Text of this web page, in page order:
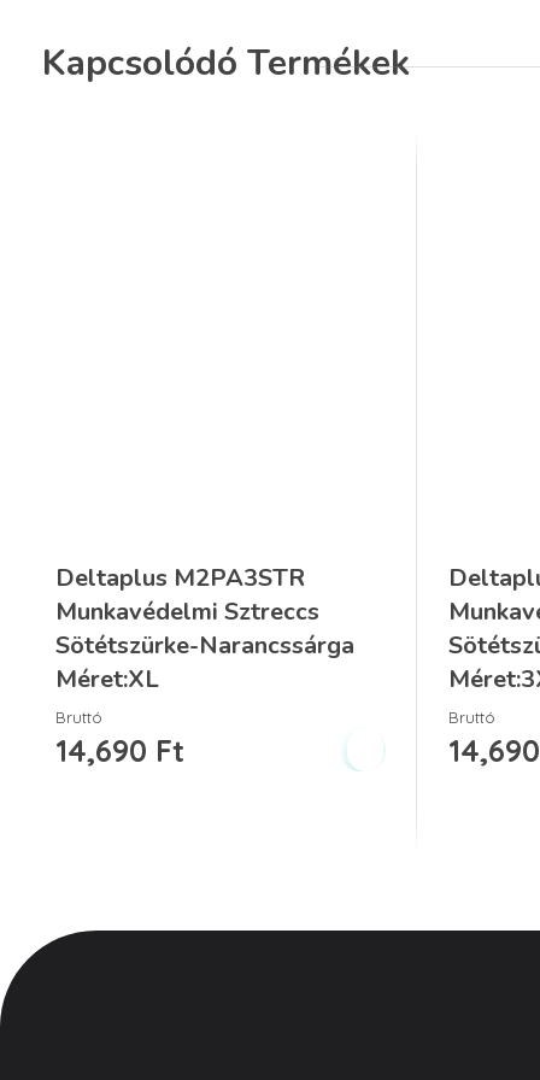
Kapcsolódó Termékek
Deltaplus M2PA3STR
Munkavédelmi Sztreccs
Sötétszürke-Narancssárga
Méret:XL
14,690 Ft
Bruttó
14,690
Bruttó